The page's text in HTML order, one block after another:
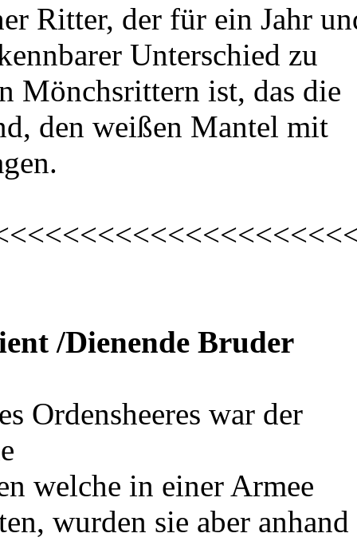
Ritter, der für ein Jahr
Unterschied zu
Mönchsrittern ist, das die
den weißen Mantel mit
/Dienende Bruder
Ordensheeres war der
welche in einer Armee
wurden sie aber anhand